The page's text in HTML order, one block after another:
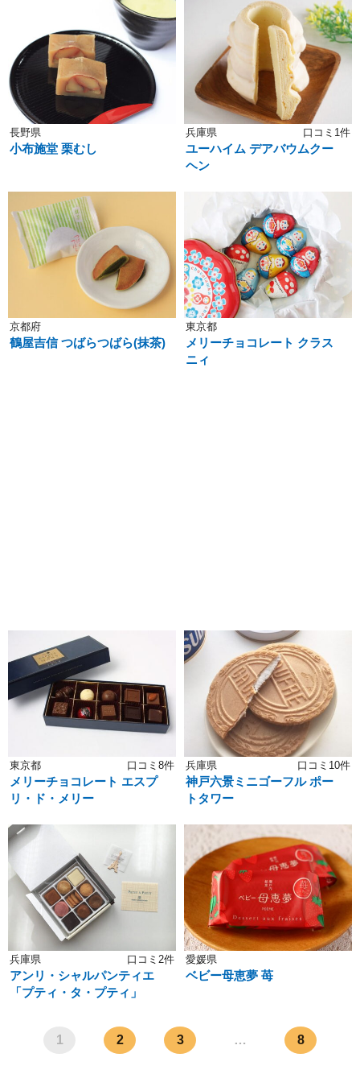
長野県
小布施堂 栗むし
兵庫県 口コミ1件
ユーハイム デアバウムクー
ヘン
京都府
鶴屋吉信 つばらつばら(抹茶)
東京都
メリーチョコレート クラス
ニィ
東京都 口コミ8件
メリーチョコレート エスプ
リ・ド・メリー
兵庫県 口コミ10件
神戸六景ミニゴーフル ポー
トタワー
兵庫県 口コミ2件
アンリ・シャルパンティエ
「プティ・タ・プティ」
愛媛県
ベビー母恵夢 苺
1 2 3 … 8